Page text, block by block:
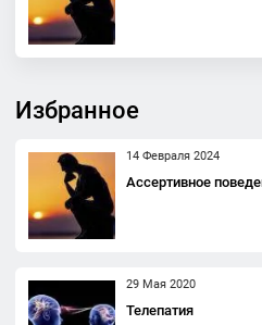
Избранное
14 Февраля 2024
Ассертивное
29 Мая 2020
Телепатия